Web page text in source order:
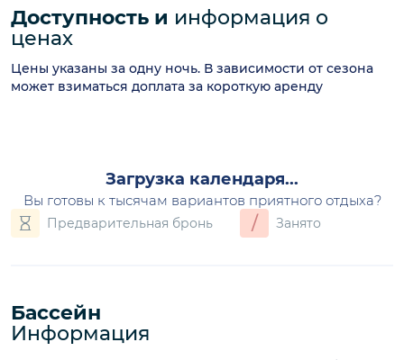
Доступность и информация о
ценах
Цены указаны за одну ночь. В зависимости от сезона
может взиматься доплата за короткую аренду
Предварительная бронь